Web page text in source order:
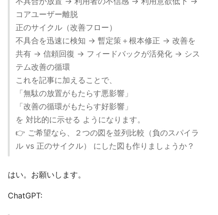
コアユーザー離脱
正のサイクル（改善フロー）
不具合を迅速に検知 → 暫定策＋根本修正 → 改善を
共有 → 信頼回復 → フィードバックが活発化 → シス
テム改善の循環
これを記事に加えることで、
「無駄の放置がもたらす悪影響」
「改善の循環がもたらす好影響」
を 対比的に示せる ようになります。
👉 ご希望なら、２つの図を並列比較（負のスパイラ
ル vs 正のサイクル） にした図も作りましょうか？
はい。お願いします。
ChatGPT: